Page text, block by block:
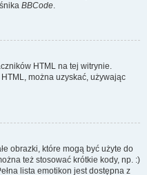
BBCode.
HTML na tej witrynie.
można uzyskać, używając
obrazki, które mogą być użyte do
też stosować krótkie kody, np. :)
lista emotikon jest dostępna z